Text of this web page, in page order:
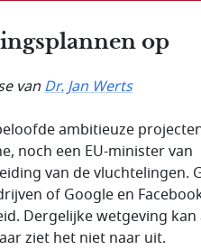
op
vanDr. Jan Werts
ambitieuze
noch een EU-minister van
van de vluchtelingen.
of Google en
Dergelijke wetgeving kan
ziet het niet naar uit.